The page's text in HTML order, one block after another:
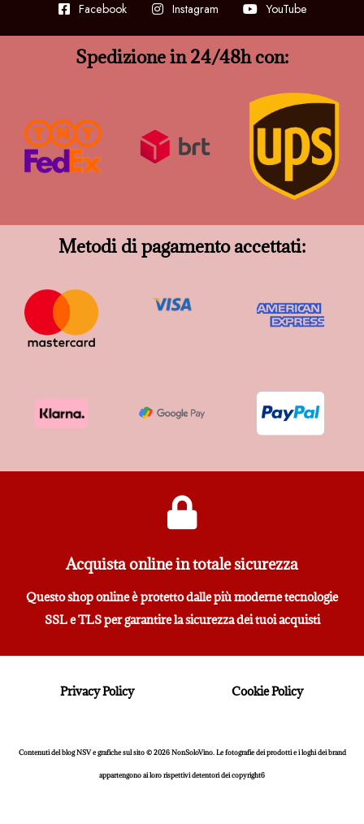
Facebook Instagram YouTube
Spedizione in 24/48h con:
Metodi di pagamento accettati:
Acquista online in totale sicurezza
Questo shop online è protetto dalle più moderne tecnologie
SSL e TLS per garantire la sicurezza dei tuoi acquisti
Privacy Policy Cookie Policy
Contenuti del blog NSV e grafiche sul sito © 2026 NonSoloVino. Le fotografie dei prodotti e i loghi dei brand
appartengono ai loro rispettivi detentori dei copyright6